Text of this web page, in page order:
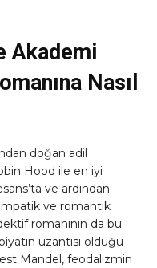
Akademi
Nasıl
doğan adil
Hood ile en iyi
ve ardından
ve romantik
romanının da bu
uzantısı olduğu
Mandel, feodalizmin